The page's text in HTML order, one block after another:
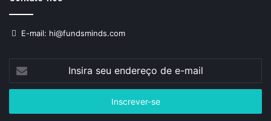
E-mail: hi@fundsminds.com
Insira
seu
endereço
e-